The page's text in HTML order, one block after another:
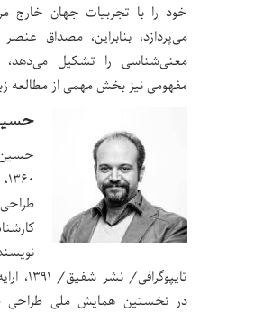
خود را با تجربیات جهان خارج
می‌پردازد، بنابراین، مصداق
معنی‌شناسی را تشکیل می‌دهد،
مفهومی نیز بخش مهمی از مطالعه
حسین
در نخستین همایش ملی طراحی